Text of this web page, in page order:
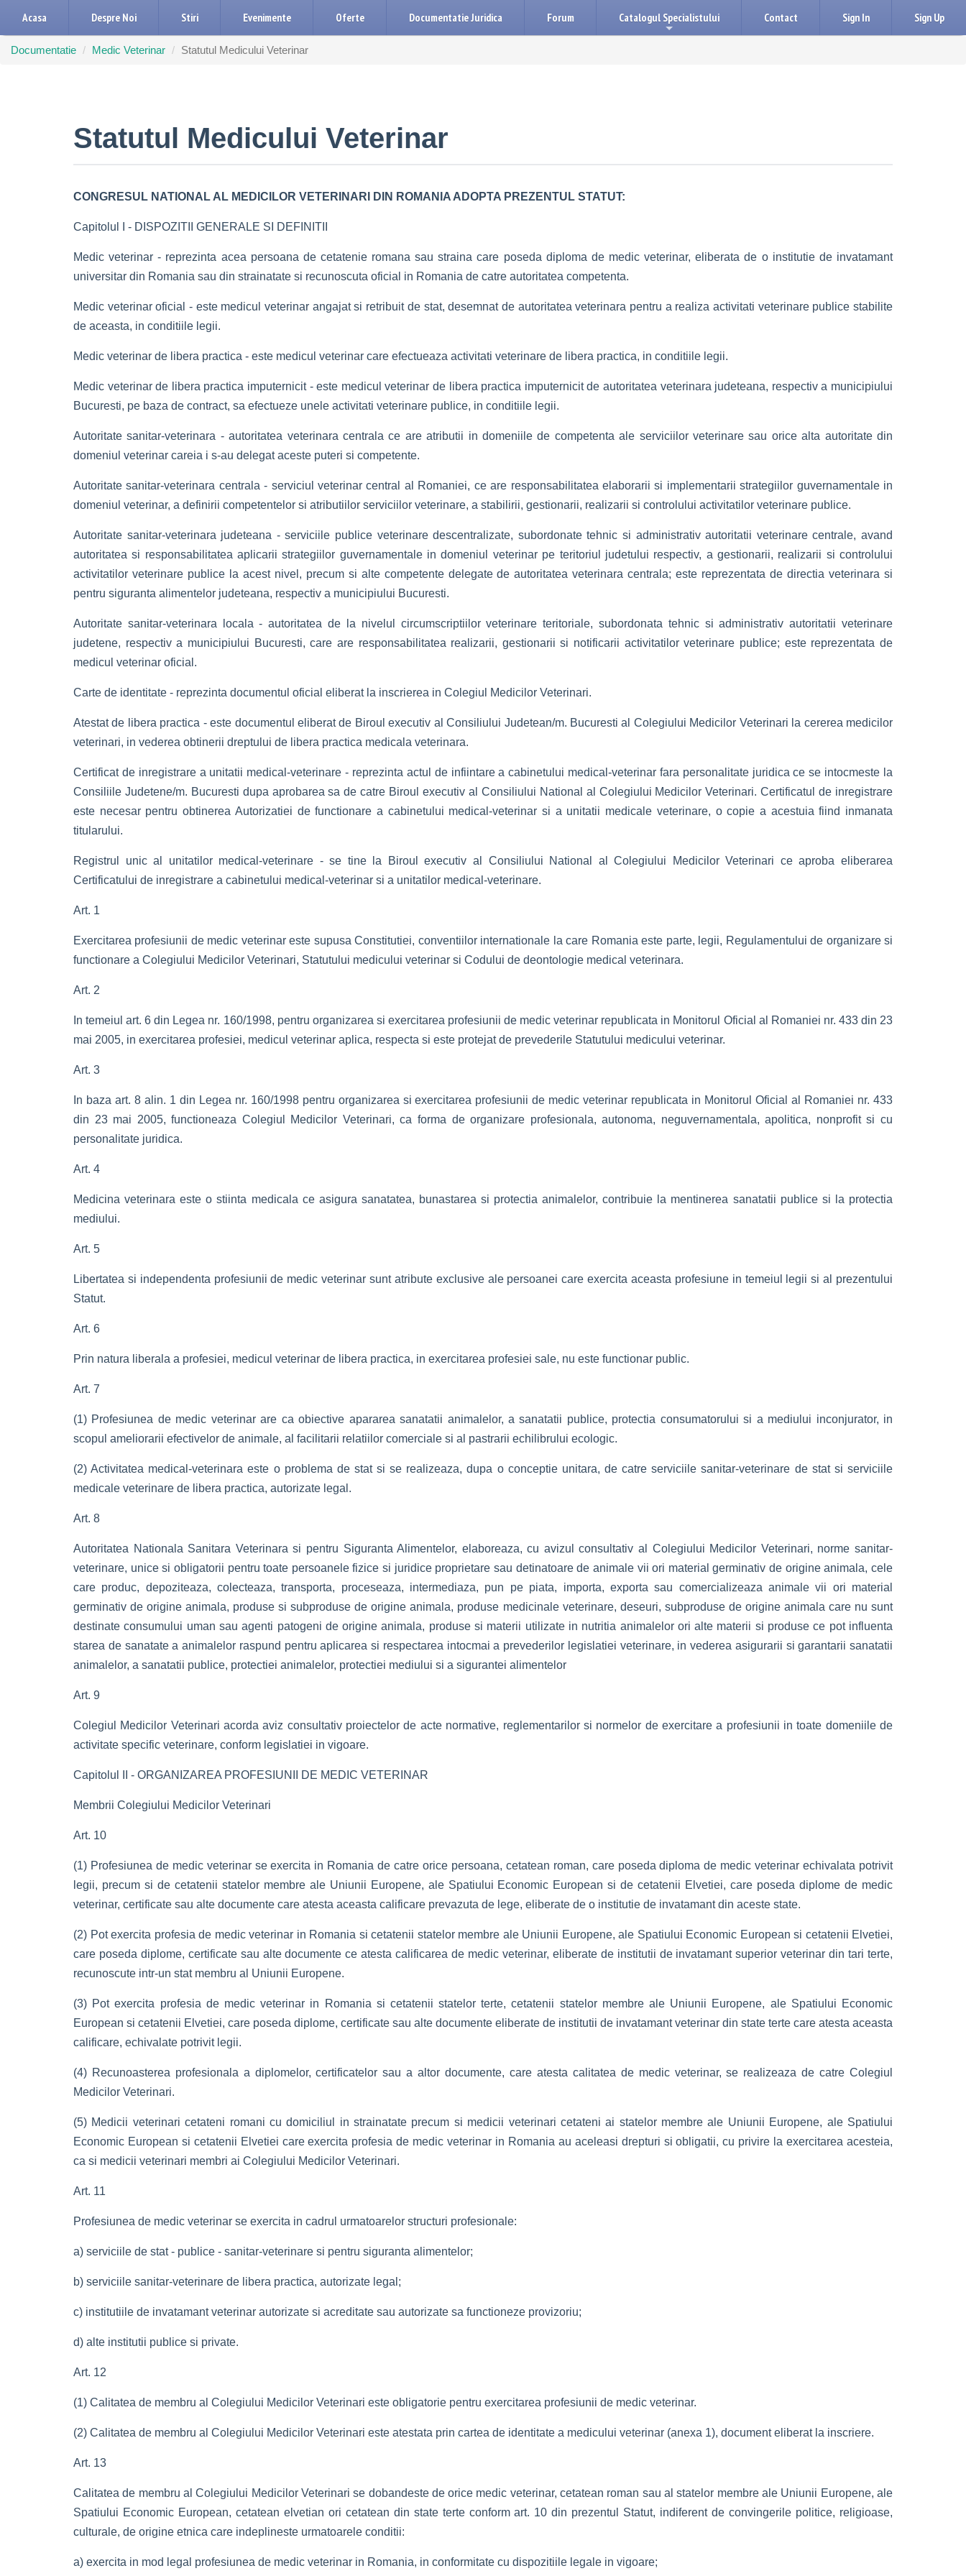
Acasa Despre Noi Stiri Evenimente Oferte Documentatie Juridica
Forum
Catalogul Specialistului Contact Sign In Sign Up
Documentatie Medic Veterinar Statutul Medicului Veterinar
Statutul Medicului Veterinar
CONGRESUL NATIONAL AL MEDICILOR VETERINARI DIN ROMANIA ADOPTA PREZENTUL STATUT:
Capitolul I - DISPOZITII GENERALE SI DEFINITII
Medic veterinar - reprezinta acea persoana de cetatenie romana sau straina care poseda diploma de medic veterinar, eliberata de o institutie de invatamant
universitar din Romania sau din strainatate si recunoscuta oficial in Romania de catre autoritatea competenta.
Medic veterinar oficial - este medicul veterinar angajat si retribuit de stat, desemnat de autoritatea veterinara pentru a realiza activitati veterinare publice stabilite
de aceasta, in conditiile legii.
Medic veterinar de libera practica - este medicul veterinar care efectueaza activitati veterinare de libera practica, in conditiile legii.
Medic veterinar de libera practica imputernicit - este medicul veterinar de libera practica imputernicit de autoritatea veterinara judeteana, respectiv a municipiului
Bucuresti, pe baza de contract, sa efectueze unele activitati veterinare publice, in conditiile legii.
Autoritate sanitar-veterinara - autoritatea veterinara centrala ce are atributii in domeniile de competenta ale serviciilor veterinare sau orice alta autoritate din
domeniul veterinar careia i s-au delegat aceste puteri si competente.
Autoritate sanitar-veterinara centrala - serviciul veterinar central al Romaniei, ce are responsabilitatea elaborarii si implementarii strategiilor guvernamentale in
domeniul veterinar, a definirii competentelor si atributiilor serviciilor veterinare, a stabilirii, gestionarii, realizarii si controlului activitatilor veterinare publice.
Autoritate sanitar-veterinara judeteana - serviciile publice veterinare descentralizate, subordonate tehnic si administrativ autoritatii veterinare centrale, avand
autoritatea si responsabilitatea aplicarii strategiilor guvernamentale in domeniul veterinar pe teritoriul judetului respectiv, a gestionarii, realizarii si controlului
activitatilor veterinare publice la acest nivel, precum si alte competente delegate de autoritatea veterinara centrala; este reprezentata de directia veterinara si
pentru siguranta alimentelor judeteana, respectiv a municipiului Bucuresti.
Autoritate sanitar-veterinara locala - autoritatea de la nivelul circumscriptiilor veterinare teritoriale, subordonata tehnic si administrativ autoritatii veterinare
judetene, respectiv a municipiului Bucuresti, care are responsabilitatea realizarii, gestionarii si notificarii activitatilor veterinare publice; este reprezentata de
medicul veterinar oficial.
Carte de identitate - reprezinta documentul oficial eliberat la inscrierea in Colegiul Medicilor Veterinari.
Atestat de libera practica - este documentul eliberat de Biroul executiv al Consiliului Judetean/m. Bucuresti al Colegiului Medicilor Veterinari la cererea medicilor
veterinari, in vederea obtinerii dreptului de libera practica medicala veterinara.
Certificat de inregistrare a unitatii medical-veterinare - reprezinta actul de infiintare a cabinetului medical-veterinar fara personalitate juridica ce se intocmeste la
Consiliile Judetene/m. Bucuresti dupa aprobarea sa de catre Biroul executiv al Consiliului National al Colegiului Medicilor Veterinari. Certificatul de inregistrare
este necesar pentru obtinerea Autorizatiei de functionare a cabinetului medical-veterinar si a unitatii medicale veterinare, o copie a acestuia fiind inmanata
titularului.
Registrul unic al unitatilor medical-veterinare - se tine la Biroul executiv al Consiliului National al Colegiului Medicilor Veterinari ce aproba eliberarea
Certificatului de inregistrare a cabinetului medical-veterinar si a unitatilor medical-veterinare.
Art. 1
Exercitarea profesiunii de medic veterinar este supusa Constitutiei, conventiilor internationale la care Romania este parte, legii, Regulamentului de organizare si
functionare a Colegiului Medicilor Veterinari, Statutului medicului veterinar si Codului de deontologie medical veterinara.
Art. 2
In temeiul art. 6 din Legea nr. 160/1998, pentru organizarea si exercitarea profesiunii de medic veterinar republicata in Monitorul Oficial al Romaniei nr. 433 din 23
mai 2005, in exercitarea profesiei, medicul veterinar aplica, respecta si este protejat de prevederile Statutului medicului veterinar.
Art. 3
In baza art. 8 alin. 1 din Legea nr. 160/1998 pentru organizarea si exercitarea profesiunii de medic veterinar republicata in Monitorul Oficial al Romaniei nr. 433
din 23 mai 2005, functioneaza Colegiul Medicilor Veterinari, ca forma de organizare profesionala, autonoma, neguvernamentala, apolitica, nonprofit si cu
personalitate juridica.
Art. 4
Medicina veterinara este o stiinta medicala ce asigura sanatatea, bunastarea si protectia animalelor, contribuie la mentinerea sanatatii publice si la protectia
mediului.
Art. 5
Libertatea si independenta profesiunii de medic veterinar sunt atribute exclusive ale persoanei care exercita aceasta profesiune in temeiul legii si al prezentului
Statut.
Art. 6
Prin natura liberala a profesiei, medicul veterinar de libera practica, in exercitarea profesiei sale, nu este functionar public.
Art. 7
(1) Profesiunea de medic veterinar are ca obiective apararea sanatatii animalelor, a sanatatii publice, protectia consumatorului si a mediului inconjurator, in
scopul ameliorarii efectivelor de animale, al facilitarii relatiilor comerciale si al pastrarii echilibrului ecologic.
(2) Activitatea medical-veterinara este o problema de stat si se realizeaza, dupa o conceptie unitara, de catre serviciile sanitar-veterinare de stat si serviciile
medicale veterinare de libera practica, autorizate legal.
Art. 8
Autoritatea Nationala Sanitara Veterinara si pentru Siguranta Alimentelor, elaboreaza, cu avizul consultativ al Colegiului Medicilor Veterinari, norme sanitar-
veterinare, unice si obligatorii pentru toate persoanele fizice si juridice proprietare sau detinatoare de animale vii ori material germinativ de origine animala, cele
care produc, depoziteaza, colecteaza, transporta, proceseaza, intermediaza, pun pe piata, importa, exporta sau comercializeaza animale vii ori material
germinativ de origine animala, produse si subproduse de origine animala, produse medicinale veterinare, deseuri, subproduse de origine animala care nu sunt
destinate consumului uman sau agenti patogeni de origine animala, produse si materii utilizate in nutritia animalelor ori alte materii si produse ce pot influenta
starea de sanatate a animalelor raspund pentru aplicarea si respectarea intocmai a prevederilor legislatiei veterinare, in vederea asigurarii si garantarii sanatatii
animalelor, a sanatatii publice, protectiei animalelor, protectiei mediului si a sigurantei alimentelor
Art. 9
Colegiul Medicilor Veterinari acorda aviz consultativ proiectelor de acte normative, reglementarilor si normelor de exercitare a profesiunii in toate domeniile de
activitate specific veterinare, conform legislatiei in vigoare.
Capitolul II - ORGANIZAREA PROFESIUNII DE MEDIC VETERINAR
Membrii Colegiului Medicilor Veterinari
Art. 10
(1) Profesiunea de medic veterinar se exercita in Romania de catre orice persoana, cetatean roman, care poseda diploma de medic veterinar echivalata potrivit
legii, precum si de cetatenii statelor membre ale Uniunii Europene, ale Spatiului Economic European si de cetatenii Elvetiei, care poseda diplome de medic
veterinar, certificate sau alte documente care atesta aceasta calificare prevazuta de lege, eliberate de o institutie de invatamant din aceste state.
(2) Pot exercita profesia de medic veterinar in Romania si cetatenii statelor membre ale Uniunii Europene, ale Spatiului Economic European si cetatenii Elvetiei,
care poseda diplome, certificate sau alte documente ce atesta calificarea de medic veterinar, eliberate de institutii de invatamant superior veterinar din tari terte,
recunoscute intr-un stat membru al Uniunii Europene.
(3) Pot exercita profesia de medic veterinar in Romania si cetatenii statelor terte, cetatenii statelor membre ale Uniunii Europene, ale Spatiului Economic
European si cetatenii Elvetiei, care poseda diplome, certificate sau alte documente eliberate de institutii de invatamant veterinar din state terte care atesta aceasta
calificare, echivalate potrivit legii.
(4) Recunoasterea profesionala a diplomelor, certificatelor sau a altor documente, care atesta calitatea de medic veterinar, se realizeaza de catre Colegiul
Medicilor Veterinari.
(5) Medicii veterinari cetateni romani cu domiciliul in strainatate precum si medicii veterinari cetateni ai statelor membre ale Uniunii Europene, ale Spatiului
Economic European si cetatenii Elvetiei care exercita profesia de medic veterinar in Romania au aceleasi drepturi si obligatii, cu privire la exercitarea acesteia,
ca si medicii veterinari membri ai Colegiului Medicilor Veterinari.
Art. 11
Profesiunea de medic veterinar se exercita in cadrul urmatoarelor structuri profesionale:
a) serviciile de stat - publice - sanitar-veterinare si pentru siguranta alimentelor;
b) serviciile sanitar-veterinare de libera practica, autorizate legal;
c) institutiile de invatamant veterinar autorizate si acreditate sau autorizate sa functioneze provizoriu;
d) alte institutii publice si private.
Art. 12
(1) Calitatea de membru al Colegiului Medicilor Veterinari este obligatorie pentru exercitarea profesiunii de medic veterinar.
(2) Calitatea de membru al Colegiului Medicilor Veterinari este atestata prin cartea de identitate a medicului veterinar (anexa 1), document eliberat la inscriere.
Art. 13
Calitatea de membru al Colegiului Medicilor Veterinari se dobandeste de orice medic veterinar, cetatean roman sau al statelor membre ale Uniunii Europene, ale
Spatiului Economic European, cetatean elvetian ori cetatean din state terte conform art. 10 din prezentul Statut, indiferent de convingerile politice, religioase,
culturale, de origine etnica care indeplineste urmatoarele conditii:
a) exercita in mod legal profesiunea de medic veterinar in Romania, in conformitate cu dispozitiile legale in vigoare;